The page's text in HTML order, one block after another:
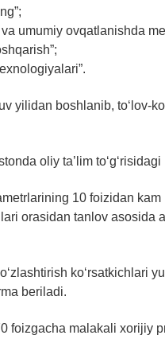
umumiy ovqatlanishda
yilidan boshlanib, to‘lov-
oliy ta’lim
10 foizidan
orasidan tanlov asosida
ko‘rsatkichlari
beriladi.
foizgacha malakali xorijiy